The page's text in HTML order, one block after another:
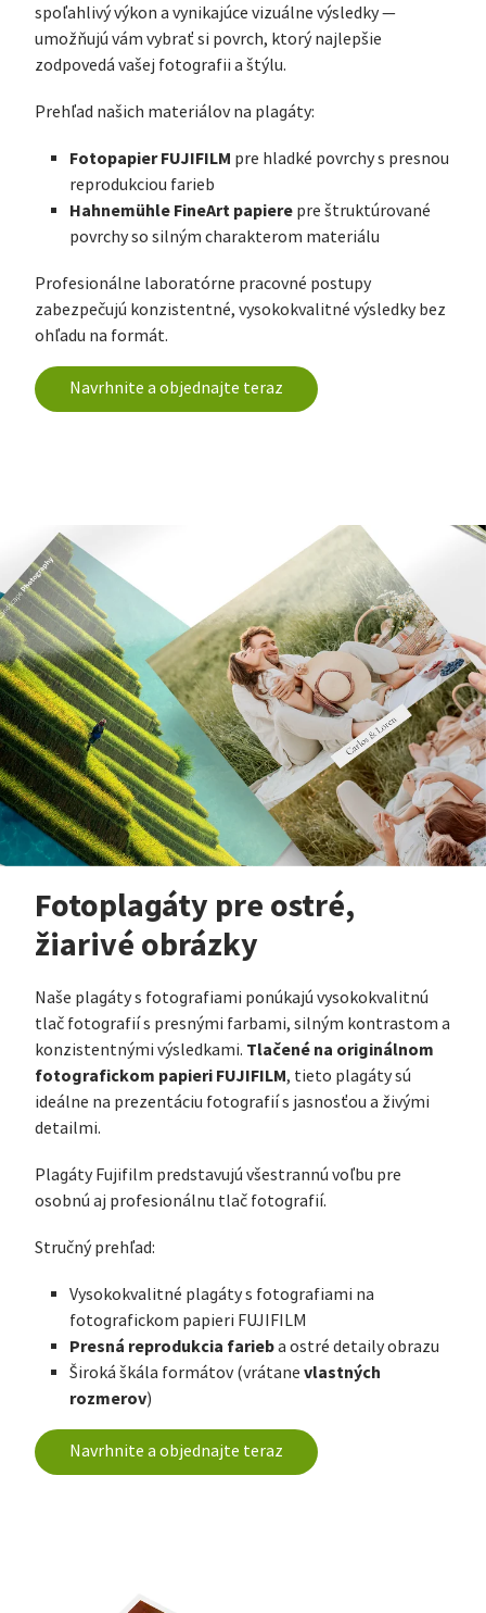
spoľahlivý výkon a vynikajúce vizuálne výsledky —
umožňujú vám vybrať si povrch, ktorý najlepšie
zodpovedá vašej fotografii a štýlu.
Prehľad našich materiálov na plagáty:
Fotopapier FUJIFILM pre hladké povrchy s presnou
reprodukciou farieb
Hahnemühle FineArt papiere pre štruktúrované
povrchy so silným charakterom materiálu
Profesionálne laboratórne pracovné postupy
zabezpečujú konzistentné, vysokokvalitné výsledky bez
ohľadu na formát.
Navrhnite a objednajte teraz
Fotoplagáty pre ostré,
žiarivé obrázky
Naše plagáty s fotografiami ponúkajú vysokokvalitnú
tlač fotografií s presnými farbami, silným kontrastom a
konzistentnými výsledkami. Tlačené na originálnom
fotografickom papieri FUJIFILM, tieto plagáty sú
ideálne na prezentáciu fotografií s jasnosťou a živými
detailmi.
Plagáty Fujifilm predstavujú všestrannú voľbu pre
osobnú aj profesionálnu tlač fotografií.
Stručný prehľad:
Vysokokvalitné plagáty s fotografiami na
fotografickom papieri FUJIFILM
Presná reprodukcia farieba ostré detaily obrazu
Široká škála formátov (vrátane vlastných
rozmerov)
Navrhnite a objednajte teraz